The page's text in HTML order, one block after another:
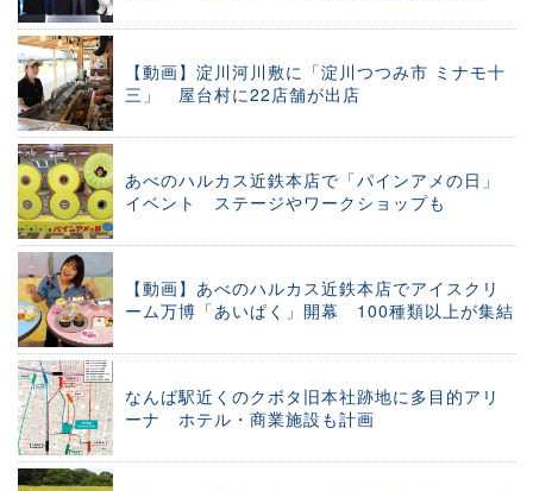
【動画】淀川河川敷に「淀川つつみ市 ミナモ十
三」 屋台村に22店舗が出店
あべのハルカス近鉄本店で「パインアメの日」
イベント ステージやワークショップも
【動画】あべのハルカス近鉄本店でアイスクリ
ーム万博「あいぱく」開幕 100種類以上が集結
なんば駅近くのクボタ旧本社跡地に多目的アリ
ーナ ホテル・商業施設も計画